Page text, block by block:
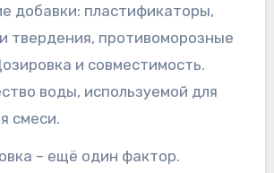
добавки: пластификаторы,
твердения, противоморозные
и совместимость.
воды, используемой для
смеси.
– ещё один фактор.